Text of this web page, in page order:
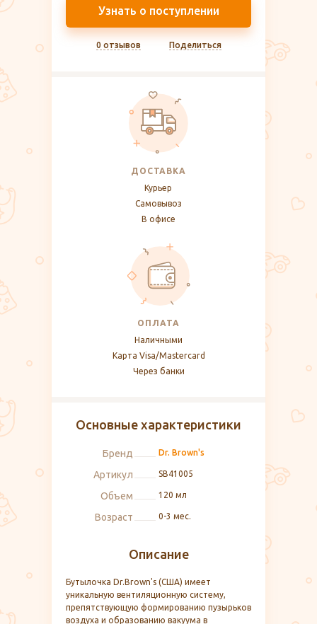
Узнать о поступлении
0 отзывов Поделиться
ДОСТАВКА
Курьер
Самовывоз
В офисе
ОПЛАТА
Наличными
Карта Visa/Mastercard
Через банки
Описание
Бутылочка Dr.Brown's (США) имеет
уникальную вентиляционную систему,
препятствующую формированию пузырьков
воздуха и образованию вакуума в
Основные характеристики
Бренд Dr. Brown's
Артикул SB41005
Объем 120 мл
Возраст 0-3 мес.